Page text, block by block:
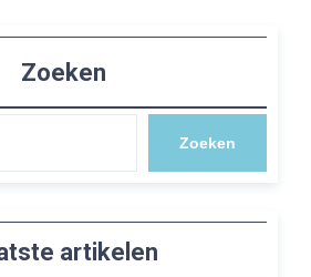
Zoeken
Zoeken
artikelen